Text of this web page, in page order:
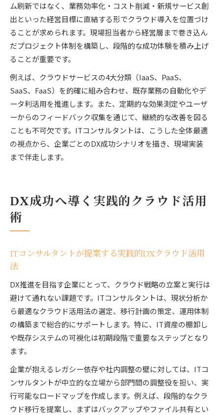
ム刷新ではなく、業務効率化・コスト削減・新規サービス創
出といった経営目標に直結する形でクラウド導入を位置づけ
ることが求められます。現場担当者から経営層まで巻き込ん
だプロジェクト体制を構築し、段階的な成功体験を積み上げ
ることが重要です。
例えば、クラウドサービスの4大分類（IaaS、PaaS、
SaaS、FaaS）を的確に組み合わせ、既存業務の自動化やデ
ータ利活用を推進します。また、定期的な効果測定やユーザ
ーからのフィードバック収集を通じて、継続的な改善を図る
ことも不可欠です。ITコンサルタントは、こうした全体最適
の視点から、企業ごとのDX成功シナリオを描き、現場実装
まで伴走します。
DX成功へ導く実践的クラウド活用
術
ITコンサルタントが提案する実践的DXクラウド活用
法
DX推進を目指す企業にとって、クラウド戦略の立案と実行は
避けて通れない課題です。ITコンサルタントは、現状分析か
ら最適なクラウド活用法の選定、移行計画の策定、運用体制
の構築まで総合的にサポートします。特に、IT資産の棚卸し
や既存システムの可視化は初期段階で重要なステップとなり
ます。
企業が抱えるレガシー依存や社内調整の壁に対しては、ITコ
ンサルタントが中立的な立場から部門間の調整役を担い、実
行可能なロードマップを作成します。例えば、段階的なクラ
ウド移行を提案し、まずはバックアップやファイル共有とい